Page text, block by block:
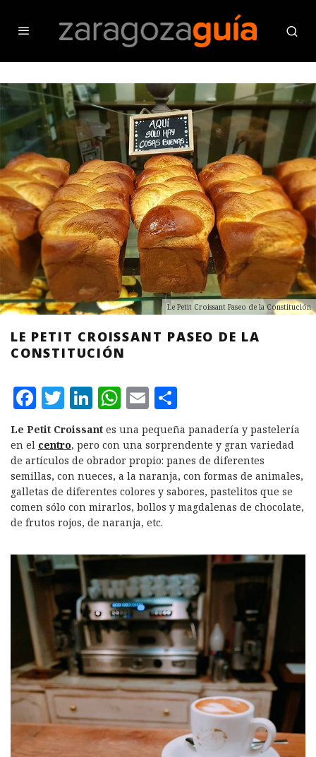
Le Petit Croissant Paseo de la Constitución
LE PETIT CROISSANT PASEO DE LA
CONSTITUCIÓN
F
a
c
e
b
o
o
k
T
w
it
te
r
L
i
n
k
e
d
I
n
W
h
at
s
A
p
p
E
m
ai
l
o
m
p
a
rt
Le Petit Croissant es una pequeña panadería y pastelería
en el centro, pero con una sorprendente y gran variedad
de artículos de obrador propio: panes de diferentes
semillas, con nueces, a la naranja, con formas de animales,
galletas de diferentes colores y sabores, pastelitos que se
comen sólo con mirarlos, bollos y magdalenas de chocolate,
de frutos rojos, de naranja, etc.